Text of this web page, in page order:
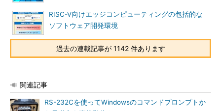
RISC-V向けエッジコンピューティングの包括的な
ソフトウェア開発環境
過去の連載記事が 1142 件あります
関連記事
RS-232Cを使ってWindowsのコマンドプロンプトか